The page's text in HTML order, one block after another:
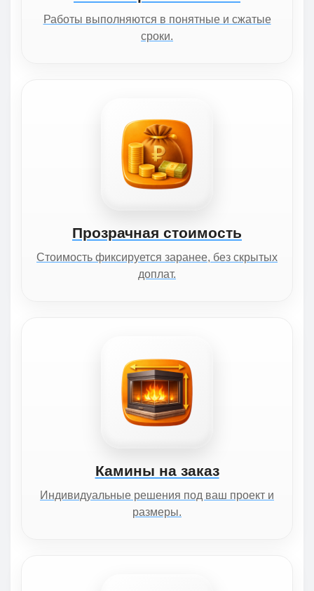
Работы выполняются в понятные и сжатые
сроки.
Прозрачная стоимость
Стоимость фиксируется заранее, без скрытых
доплат.
Камины на заказ
Индивидуальные решения под ваш проект и
размеры.